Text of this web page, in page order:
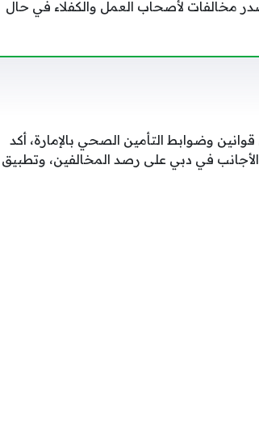
مخالفات لأصحاب العمل والكفلاء في حال
وضوابط التأمين الصحي بالإمارة، أكد
الأجانب في دبي على رصد المخالفين، وتطبيق